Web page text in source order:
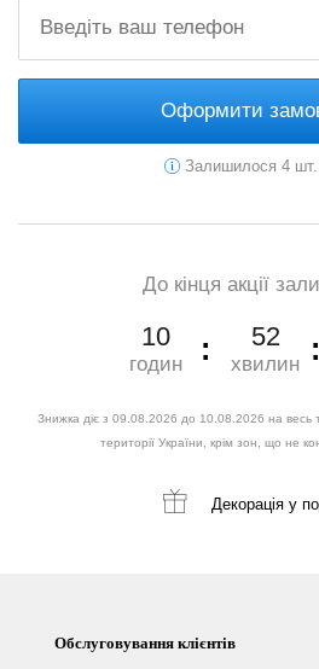
Оформити
Залишилося 4 шт.
До кінця акції
10
годин
52
хвилин
Знижка діє з 09.08.2026 до 10.08.2026 на весь
території України, крім зон, що не
Декорація у
Обслуговування клієнтів